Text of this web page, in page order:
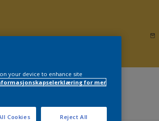
your device to enhance site
for mer
Reject All
Cookies